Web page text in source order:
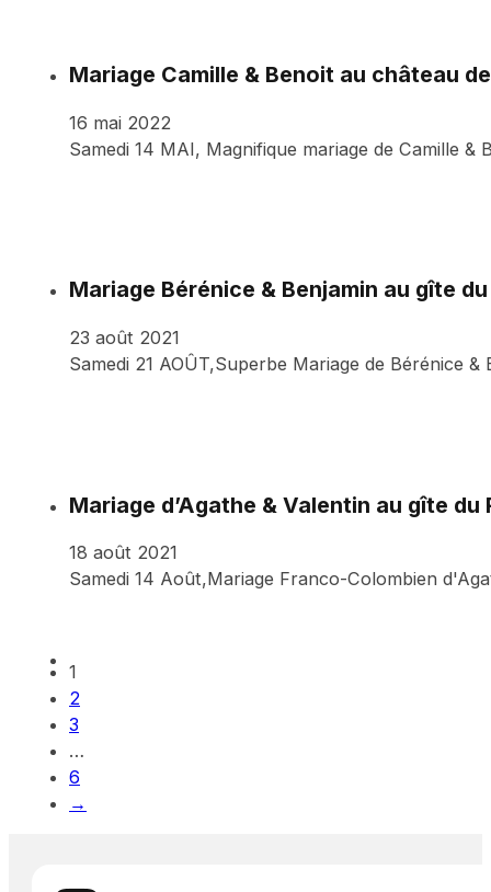
Mariage Camille & Benoit au château
16 mai 2022
Samedi 14 MAI, Magnifique mariage de Camille
Mariage Bérénice & Benjamin au gîte
23 août 2021
Samedi 21 AOÛT,Superbe Mariage de Bérénice
Mariage d’Agathe & Valentin au gîte du
18 août 2021
Samedi 14 Août,Mariage Franco-Colombien
1
2
3
…
6
→